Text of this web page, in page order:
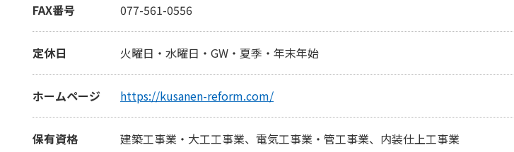
FAX番号 077-561-0556
定休日 火曜日・水曜日・GW・夏季・年末年始
ホームページ https://kusanen-reform.com/
保有資格 建築工事業・大工工事業、電気工事業・管工事業、内装仕上工事業